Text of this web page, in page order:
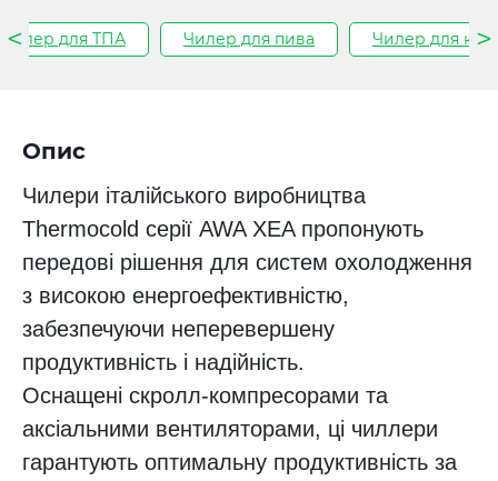
Чилер для ТПА Чилер для пива Чилер для
Опис
Чилери італійського виробництва
Thermocold серії AWA XEA пропонують
передові рішення для систем охолодження
з високою енергоефективністю,
забезпечуючи неперевершену
продуктивність і надійність.
Оснащені скролл-компресорами та
аксіальними вентиляторами, ці чиллери
гарантують оптимальну продуктивність за